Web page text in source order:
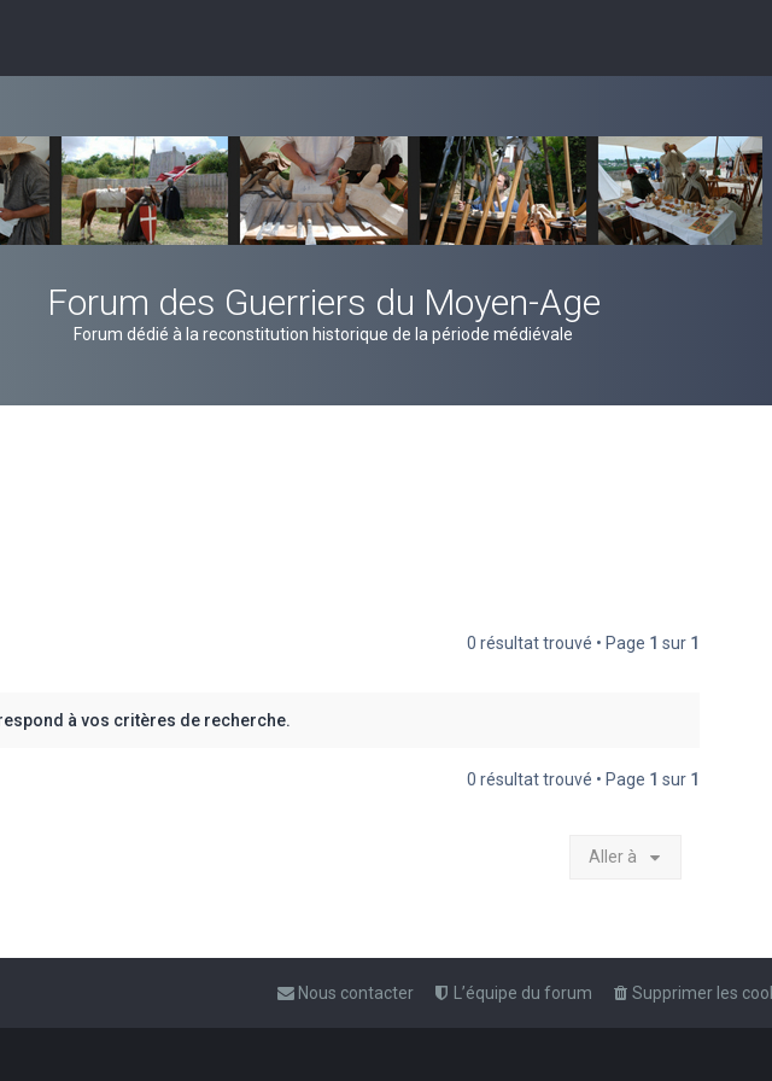
Forum des Guerriers du Moyen-Age
Forum dédié à la reconstitution historique de la période médiévale
0 résultat trouvé • Page 1 sur 1
à vos critères de recherche.
0 résultat trouvé • Page 1 sur 1
Aller à
Supprimer les
L’équipe du forum
Nous contacter